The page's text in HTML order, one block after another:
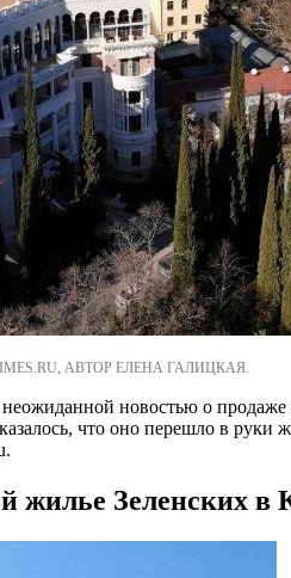
АВТОР ЕЛЕНА ГАЛИЦКАЯ.
новостью о
что оно перешло в
жилье Зеленских